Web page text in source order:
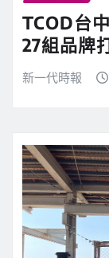
TCOD台
27組品牌
新一代時報